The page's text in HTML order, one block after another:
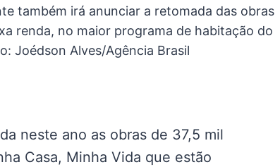
também irá anunciar a retomada das obras
renda, no maior programa de habitação do
Joédson Alves/Agência Brasil
neste ano as obras de 37,5 mil
Casa, Minha Vida que estão